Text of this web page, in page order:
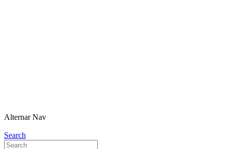
Alternar Nav
Search